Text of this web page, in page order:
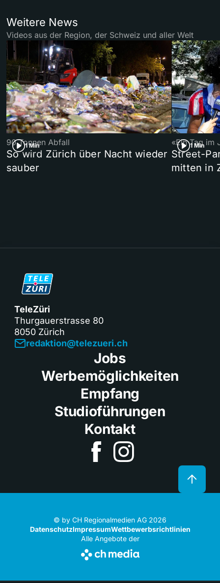
Weitere News
Videos aus der Region, der Schweiz und aller Welt
1 Min
90 Tonnen Abfall
So wird Zürich über Nacht wieder
sauber
1 Min
«Ein Tag im
Street-
mitten in
TeleZüri
Thurgauerstrasse 80
8050 Zürich
redaktion@telezueri.ch
Jobs
Werbemöglichkeiten
Empfang
Studioführungen
Kontakt
© by CH Regionalmedien AG 2026
DatenschutzImpressumWettbewerbsrichtlinien
Alle Angebote der